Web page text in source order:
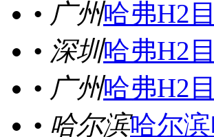
• 广州哈弗H2
• 深圳哈弗H2
• 广州哈弗H2
• 哈尔滨哈尔